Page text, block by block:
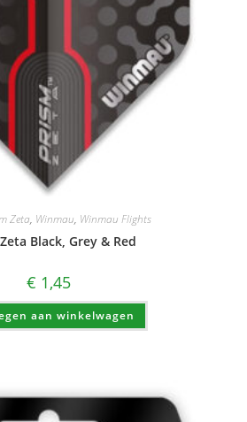
Zeta, Winmau, Winmau Flights
Black, Grey & Red
€ 1,45
aan winkelwagen